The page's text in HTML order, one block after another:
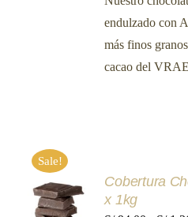
VARIANTES.
OPCIONES
PRODUCTO
endulzado con
más finos
cacao del
Sale!
SELECCIONAR
OPCIONES
Cobertura
x 1kg